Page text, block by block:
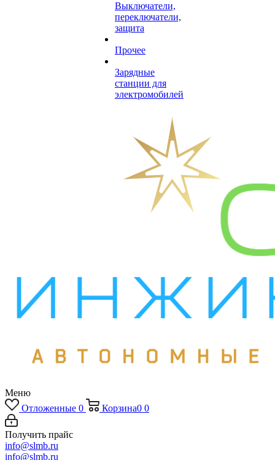
Выключатели,
переключатели,
защита
Прочее
Зарядные
станции для
электромобилей
Меню
Отложенные 0 Корзина0 0
Получить прайс
info@slmb.ru
info@slmb.ru